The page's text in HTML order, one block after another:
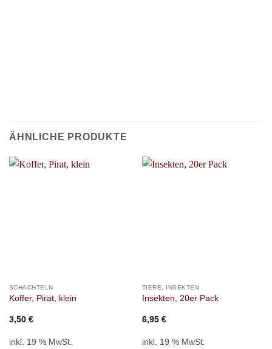
ÄHNLICHE PRODUKTE
SCHACHTELN
Koffer, Pirat, klein
3,50 €
inkl. 19 % MwSt.
TIERE, INSEKTEN
Insekten, 20er Pack
6,95 €
inkl. 19 % MwSt.